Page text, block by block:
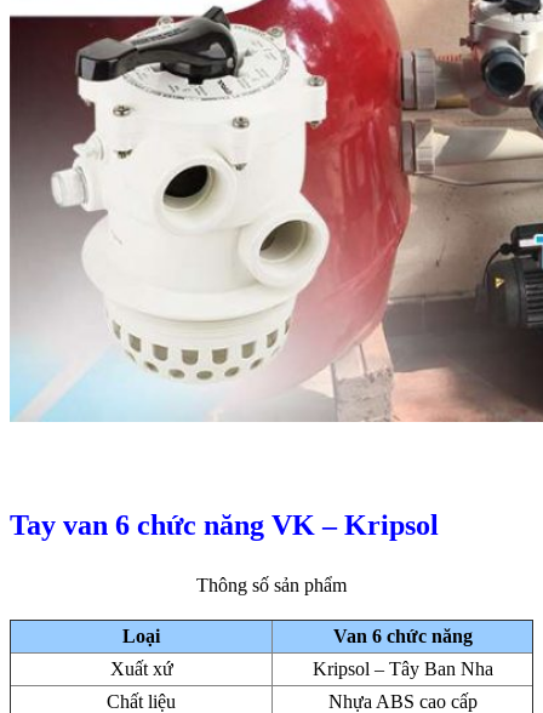
Tay van 6 chức năng VK – Kripsol
Thông số sản phẩm
Loại
Van 6 chức năng
Xuất xứ
Kripsol – Tây Ban Nha
Chất liệu
Nhựa ABS cao cấp